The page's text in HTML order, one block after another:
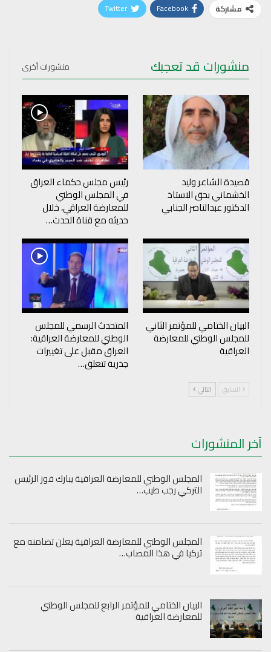
مشاركة Facebook
Twitter
منشورات قد تعجبك منشورات أخرى
قصيدة الشاعر وليد
الخشماني بحق الاستاذ
الدكتور عبدالناصر الجنابي
رئيس مجلس حكماء العراق
في المجلس الوطني
للمعارضة العراقي، خلال
حديثه مع قناة الحدث…
البيان الختامي للمؤتمر الثاني
للمجلس الوطني للمعارضة
العراقية
المتحدث الرسمي للمجلس
الوطني للمعارضة العراقية:
العراق مقبل على تغييرات
جذرية تتعلق…
السابق التالي
آخر المنشورات
المجلس الوطني للمعارضة العراقية يبارك فوز الرئيس
التركي رجب طيب…
المجلس الوطني للمعارضة العراقية يعلن تضامنه مع
تركيا في هذا المصاب…
البيان الختامي للمؤتمر الرابع للمجلس الوطني
للمعارضة العراقية